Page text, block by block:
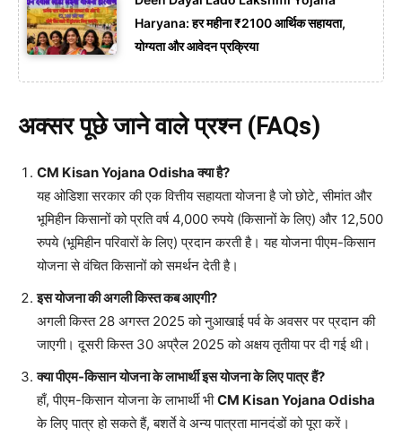
Haryana: हर महीना ₹2100 आर्थिक सहायता,
योग्यता और आवेदन प्रक्रिया
अक्सर पूछे जाने वाले प्रश्न (FAQs)
CM Kisan Yojana Odisha क्या है?
यह ओडिशा सरकार की एक वित्तीय सहायता योजना है जो छोटे, सीमांत और
भूमिहीन किसानों को प्रति वर्ष 4,000 रुपये (किसानों के लिए) और 12,500
रुपये (भूमिहीन परिवारों के लिए) प्रदान करती है। यह योजना पीएम-किसान
योजना से वंचित किसानों को समर्थन देती है।
इस योजना की अगली किस्त कब आएगी?
अगली किस्त 28 अगस्त 2025 को नुआखाई पर्व के अवसर पर प्रदान की
जाएगी। दूसरी किस्त 30 अप्रैल 2025 को अक्षय तृतीया पर दी गई थी।
क्या पीएम-किसान योजना के लाभार्थी इस योजना के लिए पात्र हैं?
हाँ, पीएम-किसान योजना के लाभार्थी भीCM Kisan Yojana Odisha
के लिए पात्र हो सकते हैं, बशर्ते वे अन्य पात्रता मानदंडों को पूरा करें।